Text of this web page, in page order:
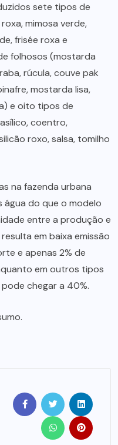
sete tipos de
mimosa verde,
frisée roxa e
folhosos (mostarda
rúcula, couve pak
mostarda lisa,
e oito tipos de
coentro,
roxo, salsa, tomilho
na fazenda urbana
água do que o modelo
entre a produção e
em baixa emissão
e apenas 2% de
em outros tipos
chegar a 40%.